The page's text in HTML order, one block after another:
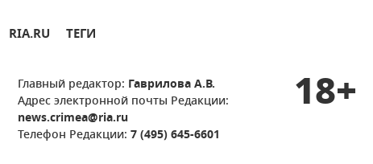
RIA.RU ТЕГИ
Главный редактор: Гаврилова А.В.
Адрес электронной почты Редакции:
news.crimea@ria.ru
Телефон Редакции: 7 (495) 645-6601
18+